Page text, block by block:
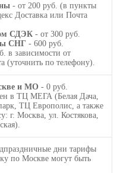
- от 200 руб. (в пункты
Доставка или Почта
СДЭК - от 300 руб.
СНГ - 600 руб.
в зависимости от
(уточнить по телефону).
и МО - 0 руб.
в ТЦ МЕГА (Белая Дача,
ТЦ Европолис, а также
г. Москва, ул. Костякова,
дни тарифы
по Москве могут быть